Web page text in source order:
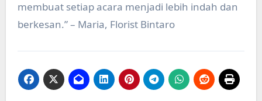
membuat setiap acara menjadi lebih indah dan
berkesan.” – Maria, Florist Bintaro